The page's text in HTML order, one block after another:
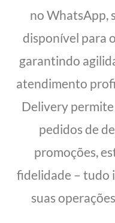
no WhatsApp,
disponível para
garantindo
atendimento
Delivery
pedidos de
promoções,
fidelidade – tudo
suas